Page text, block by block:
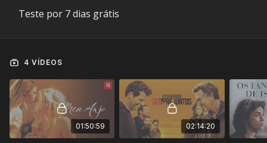
Teste por 7 dias grátis
4 VÍDEOS
01:50:59 02:14:20